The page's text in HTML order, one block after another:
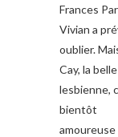
Frances
Vivian a
oublier.
Cay, la
lesbienne,
bientôt
amoureuse